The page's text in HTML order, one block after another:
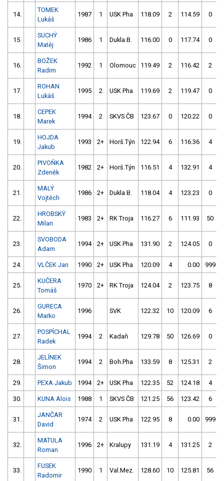
14.
TOMEK
Lukáš
1987 1 USK Pha 118.09 2 114.59 0
15.
SUCHÝ
Matěj
1986 1 Dukla B. 116.00 0 117.74 0
16.
BOŽEK
Radim
1992 1 Olomouc 119.49 2 116.42 2
17.
ROHAN
Lukáš
1995 2 USK Pha 119.69 2 119.47 0
18.
CEPEK
Marek
1994 2 SKVS ČB 123.67 0 120.22 0
19.
HOJDA
Jakub
1993 2+ Horš.Týn 122.94 6 116.36 4
20.
PIVOŇKA
Zdeněk
1982 2+ Horš.Týn 116.51 4 132.91 4
21.
MALÝ
Vojtěch
1986 2+ Dukla B. 118.04 4 123.23 0
22.
HROBSKÝ
Milan
1983 2+ RK Troja 116.27 6 111.93 50
23.
SVOBODA
Adam
1994 2+ USK Pha 131.90 2 124.05 0
24. VLČEK Jan 1990 2+ USK Pha 120.09 4 0.00 999
25.
KUČERA
Tomáš
1970 2+ RK Troja 124.04 2 123.75 8
26.
GURECA
Marko
1996 SVK 122.32 10 120.09 6
27.
POSPÍCHAL
Radek
1994 2 Kadaň 129.78 50 126.69 0
28.
JELÍNEK
Šimon
1994 2 Boh.Pha 133.59 8 125.31 2
29. PEXA Jakub 1994 2+ USK Pha 122.35 52 124.18 4
30. KUNA Alois 1988 1 SKVS ČB 121.25 56 123.42 6
31.
JANČAR
David
1974 2 USK Pha 122.95 8 0.00 999
32.
MATULA
Roman
1996 2+ Kralupy 131.19 4 131.25 2
33.
FUSEK
Radomir
1990 1 Val.Mez. 128.60 10 125.81 56